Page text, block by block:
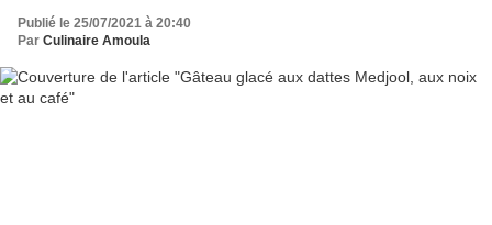
Publié le 25/07/2021 à 20:40
Par Culinaire Amoula